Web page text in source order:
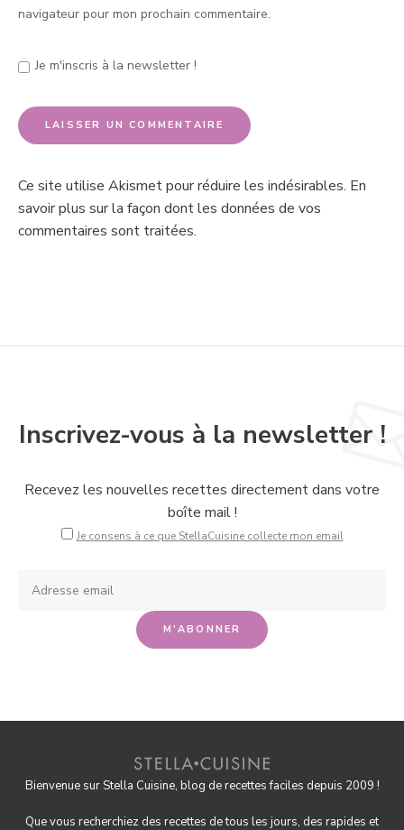
navigateur pour mon prochain commentaire.
Je m'inscris à la newsletter !
Ce site utilise Akismet pour réduire les indésirables. En
savoir plus sur la façon dont les données de vos
commentaires sont traitées.
Inscrivez-vous à la newsletter !
Recevez les nouvelles recettes directement dans votre
boîte mail !
Je consens à ce que StellaCuisine collecte mon email
Bienvenue sur Stella Cuisine, blog de recettes faciles depuis 2009 !
Que vous recherchiez des recettes de tous les jours, des rapides et